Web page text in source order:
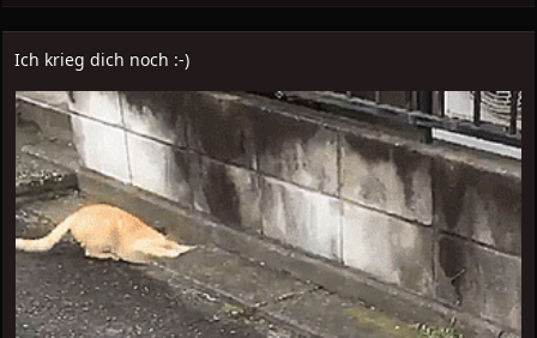
Ich krieg dich noch :-)